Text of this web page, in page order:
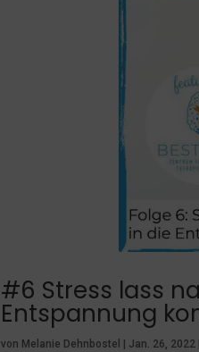
#6 Stress lass
Entspannung
von Melanie Dehnbostel Jan. 26, 2022